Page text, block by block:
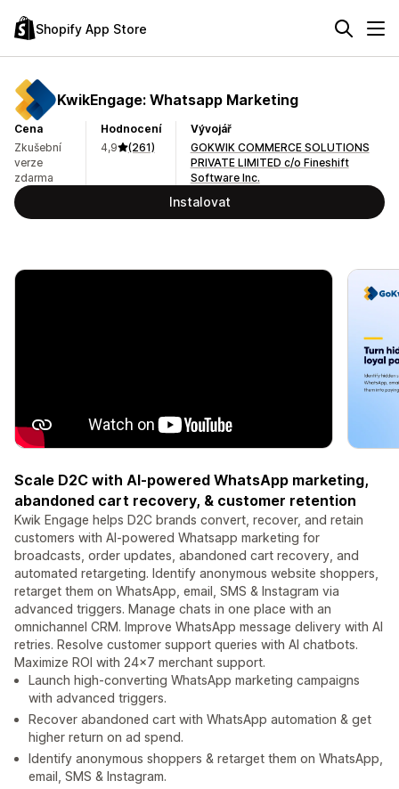
Shopify App Store
KwikEngage: Whatsapp Marketing
Cena
Zkušební
verze
zdarma
Hodnocení
4,9
(261)
Vývojář
GOKWIK COMMERCE SOLUTIONS
PRIVATE LIMITED c/o Fineshift
Software Inc.
Instalovat
Scale D2C with AI-powered WhatsApp marketing,
abandoned cart recovery, & customer retention
Kwik Engage helps D2C brands convert, recover, and retain
customers with AI-powered Whatsapp marketing for
broadcasts, order updates, abandoned cart recovery, and
automated retargeting. Identify anonymous website shoppers,
retarget them on WhatsApp, email, SMS & Instagram via
advanced triggers. Manage chats in one place with an
omnichannel CRM. Improve WhatsApp message delivery with AI
retries. Resolve customer support queries with AI chatbots.
Maximize ROI with 24x7 merchant support.
Launch high-converting WhatsApp marketing campaigns
with advanced triggers.
Recover abandoned cart with WhatsApp automation & get
higher return on ad spend.
Identify anonymous shoppers & retarget them on WhatsApp,
email, SMS & Instagram.